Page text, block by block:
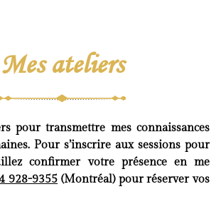
Mes ateliers
pour transmettre mes connaissances
Pour s’inscrire aux sessions pour
confirmer votre présence en me
928-9355 (Montréal) pour réserver vos